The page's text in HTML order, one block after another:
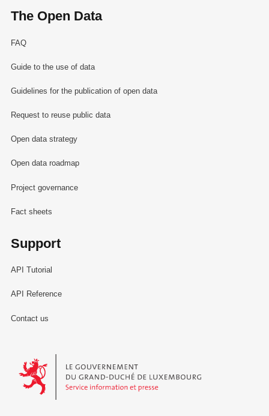
The Open Data
FAQ
Guide to the use of data
Guidelines for the publication of open data
Request to reuse public data
Open data strategy
Open data roadmap
Project governance
Fact sheets
Support
API Tutorial
API Reference
Contact us
Le Gouvernement du Grand-Duché de Luxembourg - Service